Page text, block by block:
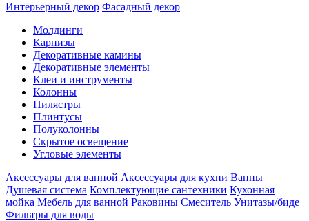
Интерьерный декор Фасадный декор
Молдинги
Карнизы
Декоративные камины
Декоративные элементы
Клеи и инструменты
Колонны
Пилястры
Плинтусы
Полуколонны
Скрытое освещение
Угловые элементы
Аксессуары для ванной Аксессуары для кухни Ванны
Душевая система Комплектующие сантехники Кухонная
мойка Мебель для ванной Раковины Смеситель Унитазы/биде
Фильтры для воды